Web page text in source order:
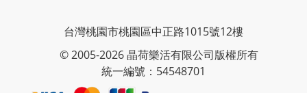
台灣桃園市桃園區中正路1015號12樓
© 2005-2026 晶荷樂活有限公司版權所有
統一編號：54548701